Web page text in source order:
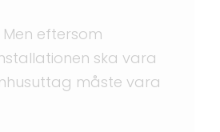
eftersom
ska vara
måste vara